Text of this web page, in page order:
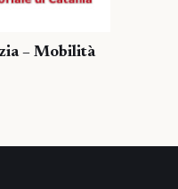
– Mobilità